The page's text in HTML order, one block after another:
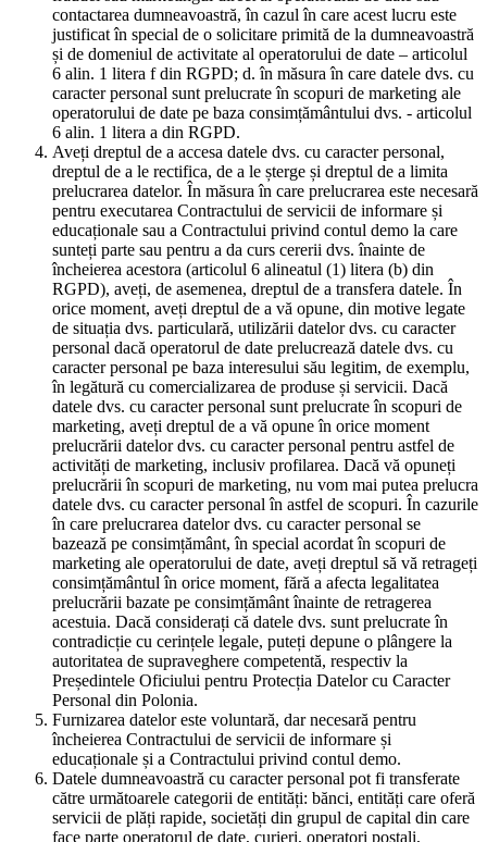
contactarea dumneavoastră, în cazul în care acest lucru este
justificat în special de o solicitare primită de la dumneavoastră
și de domeniul de activitate al operatorului de date – articolul
6 alin. 1 litera f din RGPD; d. în măsura în care datele dvs. cu
caracter personal sunt prelucrate în scopuri de marketing ale
operatorului de date pe baza consimțământului dvs. - articolul
6 alin. 1 litera a din RGPD.
Aveți dreptul de a accesa datele dvs. cu caracter personal,
dreptul de a le rectifica, de a le șterge și dreptul de a limita
prelucrarea datelor. În măsura în care prelucrarea este necesară
pentru executarea Contractului de servicii de informare și
educaționale sau a Contractului privind contul demo la care
sunteți parte sau pentru a da curs cererii dvs. înainte de
încheierea acestora (articolul 6 alineatul (1) litera (b) din
RGPD), aveți, de asemenea, dreptul de a transfera datele. În
orice moment, aveți dreptul de a vă opune, din motive legate
de situația dvs. particulară, utilizării datelor dvs. cu caracter
personal dacă operatorul de date prelucrează datele dvs. cu
caracter personal pe baza interesului său legitim, de exemplu,
în legătură cu comercializarea de produse și servicii. Dacă
datele dvs. cu caracter personal sunt prelucrate în scopuri de
marketing, aveți dreptul de a vă opune în orice moment
prelucrării datelor dvs. cu caracter personal pentru astfel de
activități de marketing, inclusiv profilarea. Dacă vă opuneți
prelucrării în scopuri de marketing, nu vom mai putea prelucra
datele dvs. cu caracter personal în astfel de scopuri. În cazurile
în care prelucrarea datelor dvs. cu caracter personal se
bazează pe consimțământ, în special acordat în scopuri de
marketing ale operatorului de date, aveți dreptul să vă retrageți
consimțământul în orice moment, fără a afecta legalitatea
prelucrării bazate pe consimțământ înainte de retragerea
acestuia. Dacă considerați că datele dvs. sunt prelucrate în
contradicție cu cerințele legale, puteți depune o plângere la
autoritatea de supraveghere competentă, respectiv la
Președintele Oficiului pentru Protecția Datelor cu Caracter
Personal din Polonia.
Furnizarea datelor este voluntară, dar necesară pentru
încheierea Contractului de servicii de informare și
educaționale și a Contractului privind contul demo.
Datele dumneavoastră cu caracter personal pot fi transferate
către următoarele categorii de entități: bănci, entități care oferă
servicii de plăți rapide, societăți din grupul de capital din care
face parte operatorul de date, curieri, operatori poștali,